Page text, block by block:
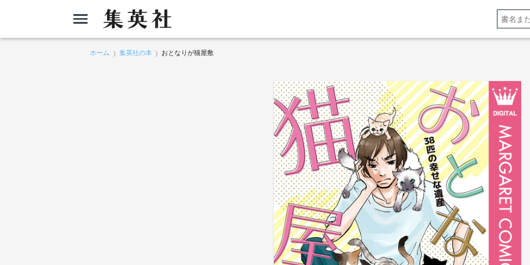
ホーム 集英社の本 おとなりが猫屋敷